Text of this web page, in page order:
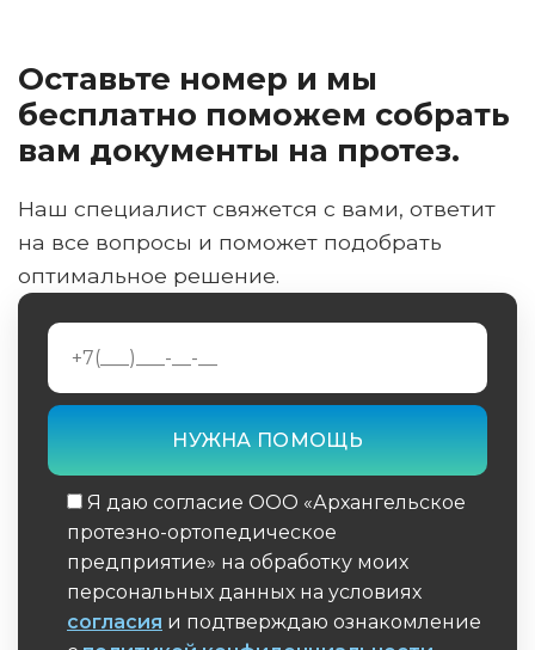
Оставьте номер и мы
бесплатно поможем собрать
вам документы на протез.
Наш специалист свяжется с вами, ответит
на все вопросы и поможет подобрать
оптимальное решение.
Я даю согласие ООО «Архангельское
протезно-ортопедическое
предприятие» на обработку моих
персональных данных на условиях
согласия и подтверждаю ознакомление